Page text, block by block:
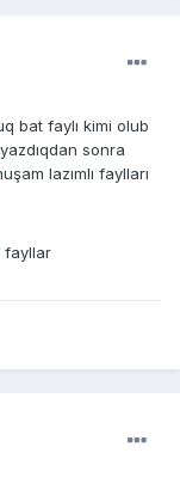
bat faylı kimi olub
sonra
lazımlı faylları
fayllar